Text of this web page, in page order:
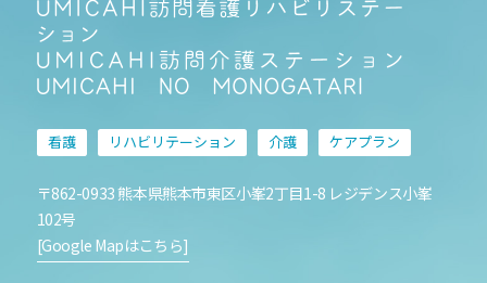
看護 リハビリテーション 介護 ケアプラン
〒862-0933 熊本県熊本市東区小峯2丁目1-8 レジデンス小峯
102号
[Google Mapはこちら]